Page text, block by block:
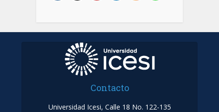
Contacto
Universidad Icesi, Calle 18 No. 122-135